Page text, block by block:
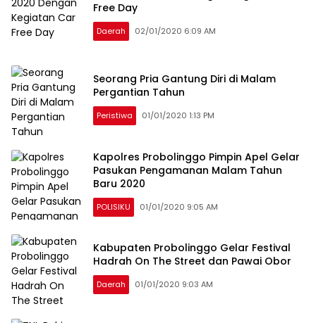
Free Day
Daerah 02/01/2020 6:09 AM
Seorang Pria Gantung Diri di Malam
Pergantian Tahun
Peristiwa 01/01/2020 1:13 PM
Kapolres Probolinggo Pimpin Apel Gelar
Pasukan Pengamanan Malam Tahun
Baru 2020
POLISIKU 01/01/2020 9:05 AM
Kabupaten Probolinggo Gelar Festival
Hadrah On The Street dan Pawai Obor
Daerah 01/01/2020 9:03 AM